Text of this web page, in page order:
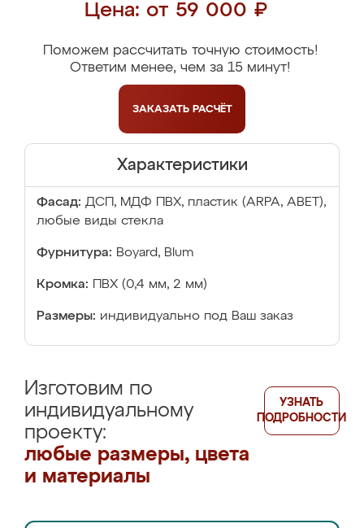
Цена: от 59 000 ₽
Поможем рассчитать точную стоимость!
Ответим менее, чем за 15 минут!
ЗАКАЗАТЬ РАСЧЁТ
Характеристики
Фасад: ДСП, МДФ ПВХ, пластик (ARPA, ABET),
любые виды стекла
Фурнитура: Boyard, Blum
Кромка: ПВХ (0,4 мм, 2 мм)
Размеры: индивидуально под Ваш заказ
Изготовим по
индивидуальному
проекту:
любые размеры, цвета
и материалы
УЗНАТЬ
ПОДРОБНОСТИ